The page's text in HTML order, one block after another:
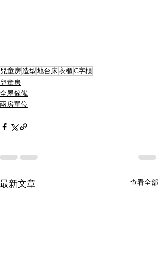
兒童房造型地台床衣櫃C字櫃
兒童房
全屋傢俬
兩房單位
最新文章 查看全部